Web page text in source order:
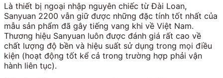
Là thiết bị ngoại nhập nguyên chiếc từ Đài Loan,
Sanyuan 2200 vẫn giữ được những đặc tính tốt nhất của
mẫu sản phẩm đã gây tiếng vang khi về Việt Nam.
Thương hiệu Sanyuan luôn được đánh giá rất cao về
chất lượng độ bền và hiệu suất sử dụng trong mọi điều
kiện (hoạt động tốt kể cả trong trường hợp phải vận
hành liên tục).